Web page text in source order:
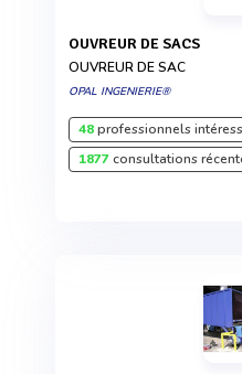
OUVREUR DE SACS
OUVREUR DE SAC
OPAL INGENIERIE®
48professionnels
1877consultations